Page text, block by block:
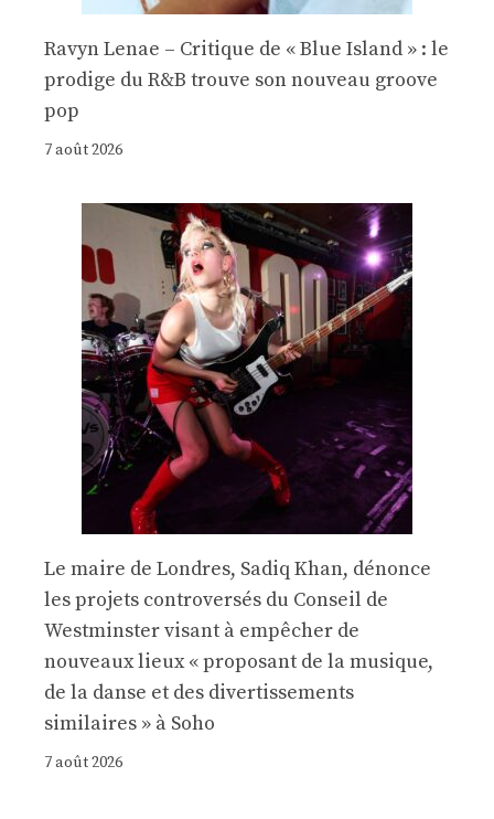
Ravyn Lenae – Critique de « Blue Island » : le
prodige du R&B trouve son nouveau groove
pop
7 août 2026
Le maire de Londres, Sadiq Khan, dénonce
les projets controversés du Conseil de
Westminster visant à empêcher de
nouveaux lieux « proposant de la musique,
de la danse et des divertissements
similaires » à Soho
7 août 2026